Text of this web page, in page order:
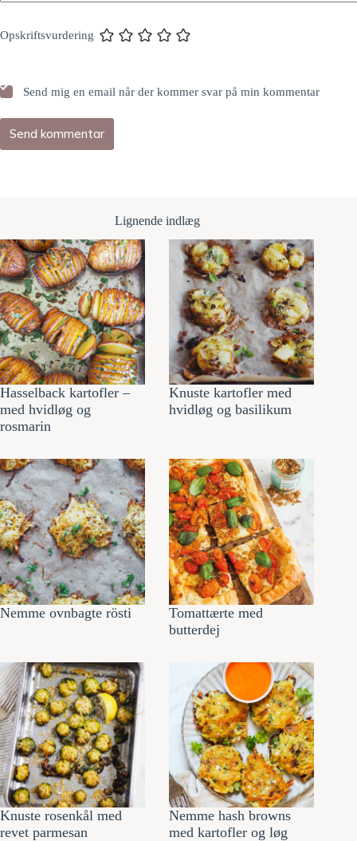
Opskriftsvurdering
Send mig en email når der kommer svar på min kommentar
Send kommentar
Lignende indlæg
Hasselback kartofler –
med hvidløg og
rosmarin
Knuste kartofler med
hvidløg og basilikum
Nemme ovnbagte rösti
Tomattærte med
butterdej
Knuste rosenkål med
revet parmesan
Nemme hash browns
med kartofler og løg